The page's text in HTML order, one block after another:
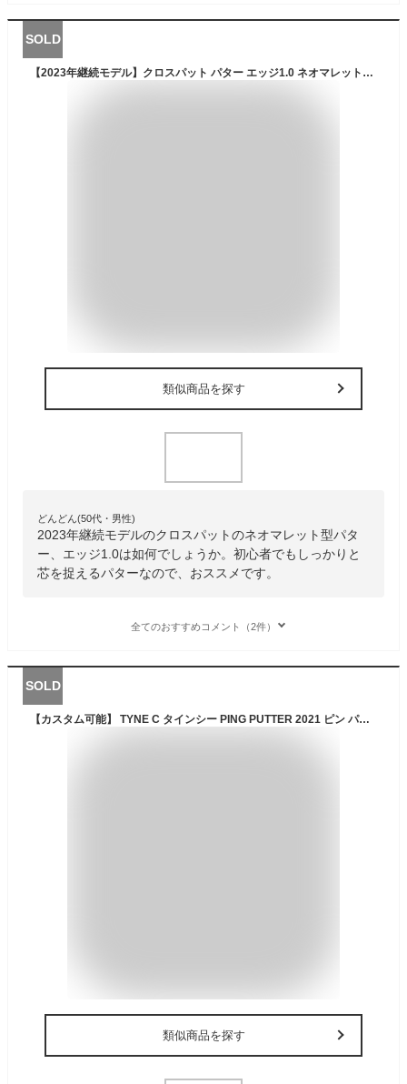
SOLD
【2023年継続モデル】クロスパット パター エッジ1.0 ネオマレット型 CROSS PUTT EDGE1.0 PUTTER 三角構造 デュアルアラインメント 特許技術 メンズ レディス
類似商品を探す
どんどん(50代・男性)
2023年継続モデルのクロスパットのネオマレット型パタ
ー、エッジ1.0は如何でしょうか。初心者でもしっかりと
芯を捉えるパターなので、おススメです。
全てのおすすめコメント（2件）
SOLD
【カスタム可能】 TYNE C タインシー PING PUTTER 2021 ピン パター 長さ調整機能なし ネオマレット型 ツノ型 角型
類似商品を探す